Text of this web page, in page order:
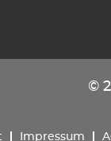
©
Impressum